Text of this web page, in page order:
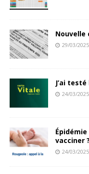
Nouvelle
29/03/2025
J’ai
24/03/2025
vacciner ?
24/03/2025